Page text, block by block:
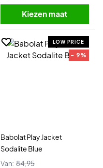
Kiezen maat
LOW PRICE
- 9%
Babolat Play Jacket
Sodalite Blue
Van: 84,95